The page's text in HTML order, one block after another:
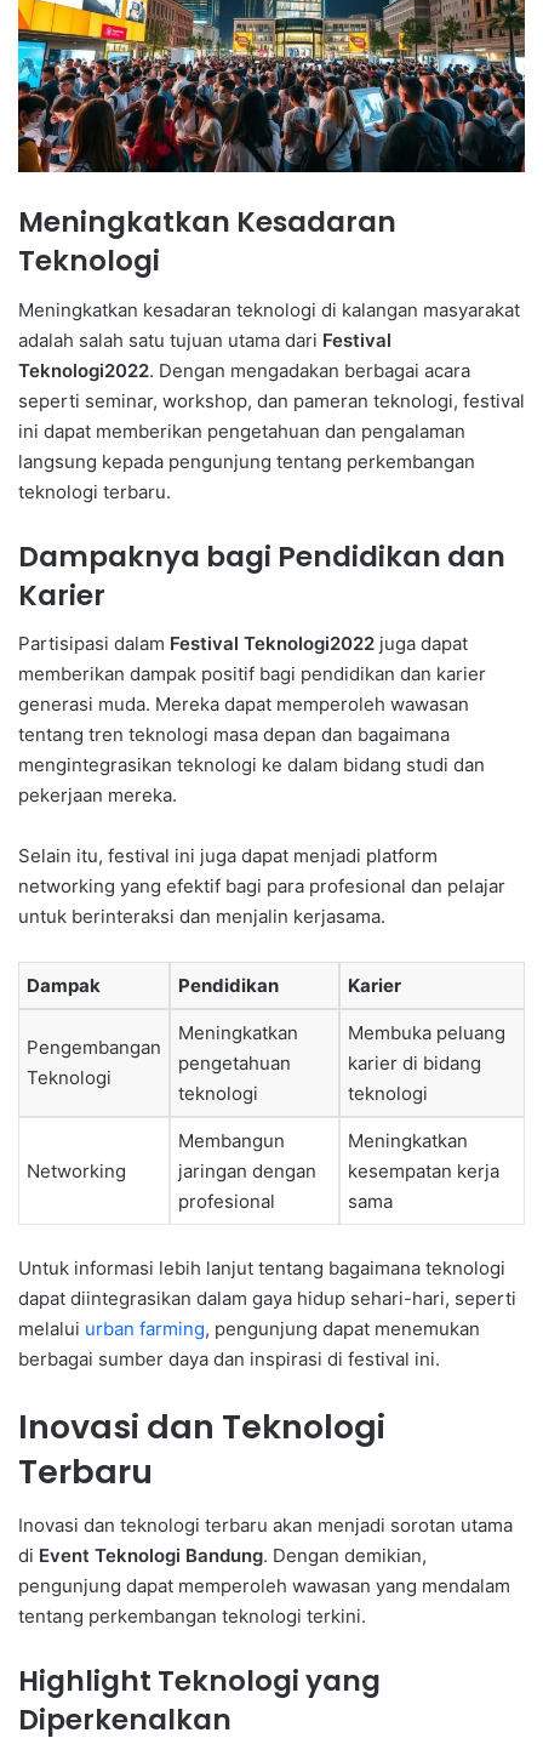
Meningkatkan Kesadaran
Teknologi
Meningkatkan kesadaran teknologi di kalangan masyarakat
adalah salah satu tujuan utama dari Festival
Teknologi2022. Dengan mengadakan berbagai acara
seperti seminar, workshop, dan pameran teknologi, festival
ini dapat memberikan pengetahuan dan pengalaman
langsung kepada pengunjung tentang perkembangan
teknologi terbaru.
Dampaknya bagi Pendidikan dan
Karier
Partisipasi dalam Festival Teknologi2022 juga dapat
memberikan dampak positif bagi pendidikan dan karier
generasi muda. Mereka dapat memperoleh wawasan
tentang tren teknologi masa depan dan bagaimana
mengintegrasikan teknologi ke dalam bidang studi dan
pekerjaan mereka.
Selain itu, festival ini juga dapat menjadi platform
networking yang efektif bagi para profesional dan pelajar
untuk berinteraksi dan menjalin kerjasama.
Dampak Pendidikan Karier
Pengembangan
Teknologi
Meningkatkan
pengetahuan
teknologi
Membuka peluang
karier di bidang
teknologi
Networking
Membangun
jaringan dengan
profesional
Meningkatkan
kesempatan kerja
sama
Untuk informasi lebih lanjut tentang bagaimana teknologi
dapat diintegrasikan dalam gaya hidup sehari-hari, seperti
melalui urban farming, pengunjung dapat menemukan
berbagai sumber daya dan inspirasi di festival ini.
Inovasi dan Teknologi
Terbaru
Inovasi dan teknologi terbaru akan menjadi sorotan utama
di Event Teknologi Bandung. Dengan demikian,
pengunjung dapat memperoleh wawasan yang mendalam
tentang perkembangan teknologi terkini.
Highlight Teknologi yang
Diperkenalkan